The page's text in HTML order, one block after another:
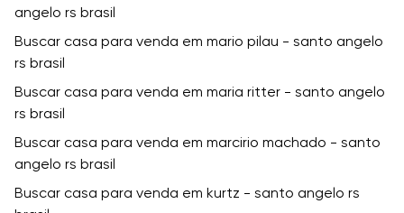
angelo rs brasil
Buscar casa para venda em mario pilau - santo angelo
rs brasil
Buscar casa para venda em maria ritter - santo angelo
rs brasil
Buscar casa para venda em marcirio machado - santo
angelo rs brasil
Buscar casa para venda em kurtz - santo angelo rs